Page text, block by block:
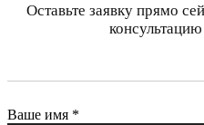
Оставьте заявку прямо
Ваше имя *